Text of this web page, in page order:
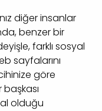
diğer insanlar
benzer bir
farklı sosyal
sayfalarını
göre
olduğu